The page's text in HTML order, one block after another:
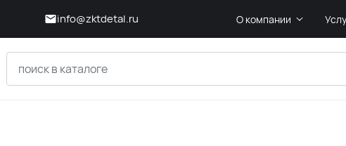
info@zktdetal.ru О компании